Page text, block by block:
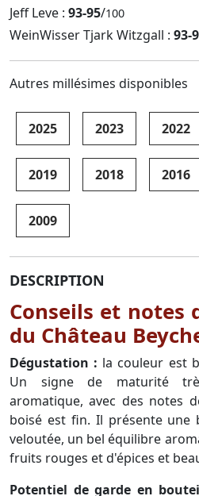
Jeff Leve : 93-95/100
WeinWisser Tjark Witzgall : 93-
Autres millésimes disponibles
2025 2023 2022
2019 2018 2016
2009
DESCRIPTION
Conseils et notes
du Château
Dégustation : la couleur est
Un signe de maturité
aromatique, avec des notes
boisé est fin. Il présente une
veloutée, un bel équilibre
fruits rouges et d'épices et
Potentiel de garde en